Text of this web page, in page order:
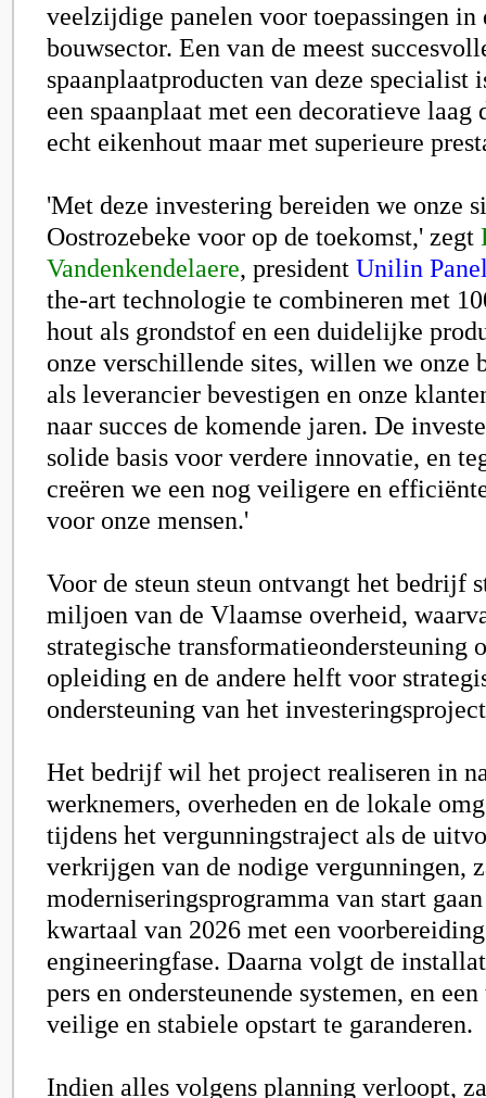
veelzijdige panelen voor toepassingen in
bouwsector. Een van de meest
spaanplaatproducten van deze specialist
een spaanplaat met een decoratieve
echt eikenhout maar met superieure
'Met deze investering bereiden we onze
Oostrozebeke voor op de toekomst,' zegt
Vandenkendelaere, president Unilin
the-art technologie te combineren met
hout als grondstof en een duidelijke
onze verschillende sites, willen we onze
als leverancier bevestigen en onze
naar succes de komende jaren. De
solide basis voor verdere innovatie, en
creëren we een nog veiligere en
voor onze mensen.'
Voor de steun steun ontvangt het bedrijf
miljoen van de Vlaamse overheid,
strategische transformatieondersteuning
opleiding en de andere helft voor
ondersteuning van het
Het bedrijf wil het project realiseren in
werknemers, overheden en de lokale
tijdens het vergunningstraject als de
verkrijgen van de nodige vergunningen,
moderniseringsprogramma van start
kwartaal van 2026 met een
engineeringfase. Daarna volgt de
pers en ondersteunende systemen, en
veilige en stabiele opstart te garanderen.
Indien alles volgens planning verloopt,